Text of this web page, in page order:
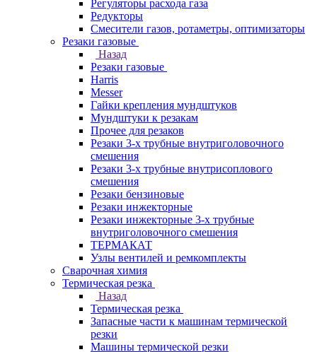
Регуляторы расхода газа
Редукторы
Смесители газов, ротаметры, оптимизаторы
Резаки газовые
Назад
Резаки газовые
Harris
Messer
Гайки крепления мундштуков
Мундштуки к резакам
Прочее для резаков
Резаки 3-х трубные внутриголовочного
смешения
Резаки 3-х трубные внутрисоплового
смешения
Резаки бензиновые
Резаки инжекторные
Резаки инжекторные 3-х трубные
внутриголовочного смешения
ТЕРМАКАТ
Узлы вентилей и ремкомплекты
Сварочная химия
Термическая резка
Назад
Термическая резка
Запасные части к машинам термической
резки
Машины термической резки